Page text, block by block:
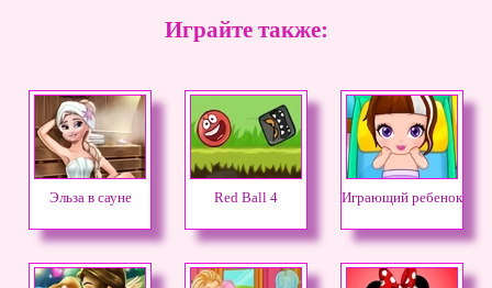
Играйте также:
Эльза в сауне Red Ball 4 Играющий ребенок